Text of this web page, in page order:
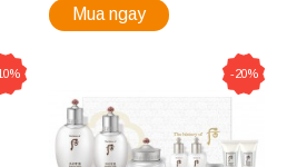
Mua ngay
-20%